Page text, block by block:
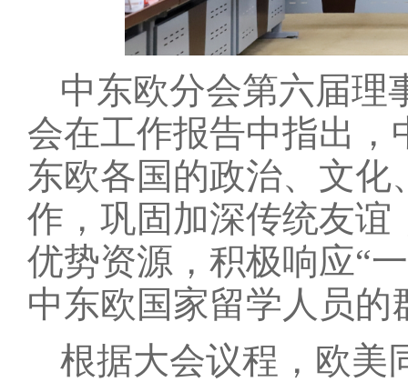
中东欧分会第六届理
会在工作报告中指出
东欧各国的政治、文
作，巩固加深传统友谊
优势资源，积极响应“
中东欧国家留学人员
根据大会议程，欧美